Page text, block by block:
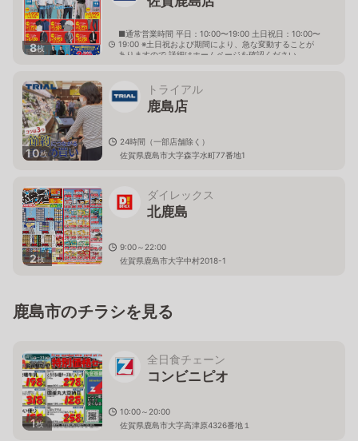
8枚
■通常営業時間 平日：10:00〜19:00 土日祝日：10:00〜
19:00 ※土日祝および期間により、急な変動することが
ありますので 詳細はホームページを確認ください
10枚
トライアル
鹿島店
24時間（一部店舗除く）
佐賀県鹿島市大字森字水町77番地1
2枚
ダイレックス
北鹿島
9:00～22:00
佐賀県鹿島市大字中村2018-1
鹿島市のチラシを見る
1枚
全日食チェーン
コンビニピオ
10:00～20:00
佐賀県鹿島市大字高津原4326番地１